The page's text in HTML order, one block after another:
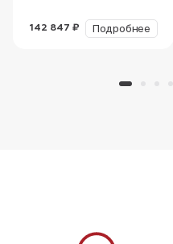
142 847 ₽ Подробнее